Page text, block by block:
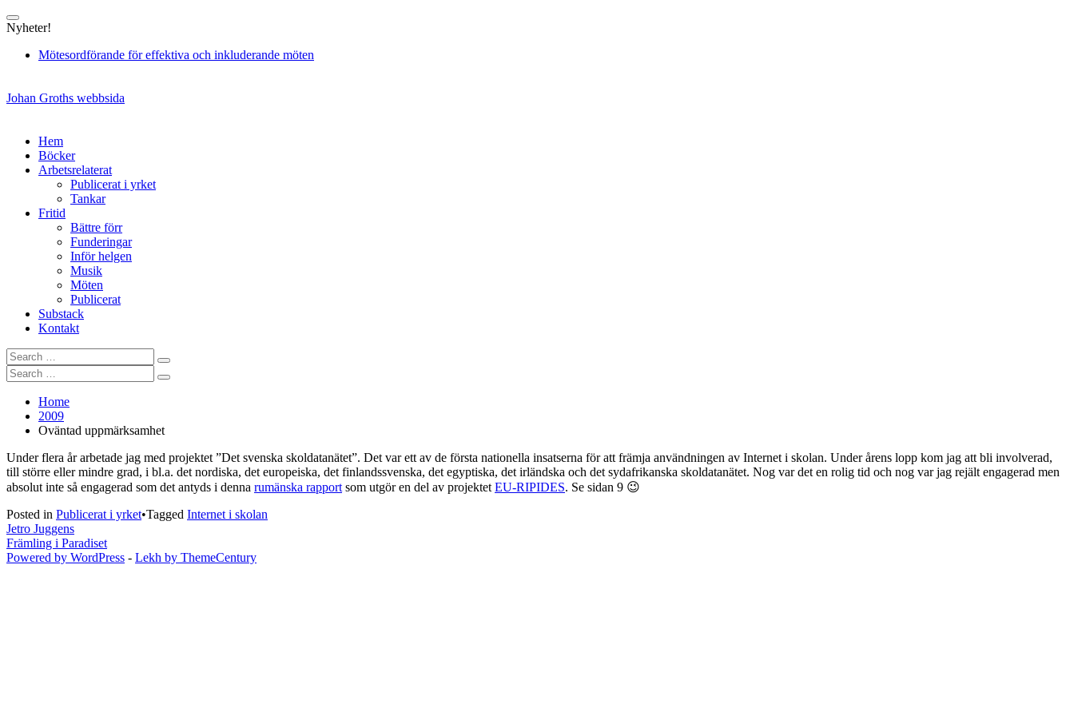
to
Nyheter!
Mötesordförande för effektiva och inkluderande möten
Johan Groths webbsida
Hem
Böcker
Arbetsrelaterat
Publicerat i yrket
Tankar
Fritid
Bättre förr
Funderingar
Inför helgen
Musik
Möten
Publicerat
Substack
Kontakt
Search
for:
Search
Search
for:
Search
Home
2009
Oväntad uppmärksamhet
Under flera år arbetade jag med projektet ”Det svenska skoldatanätet”. Det var ett av de första nationella insatserna för att främja användningen av Internet i skolan. Under årens lopp kom jag att bli involverad,
till större eller mindre grad, i bl.a. det nordiska, det europeiska, det finlandssvenska, det egyptiska, det irländska och det sydafrikanska skoldatanätet. Nog var det en rolig tid och nog var jag rejält engagerad men
absolut inte så engagerad som det antyds i denna rumänska rapport som utgör en del av projektet EU-RIPIDES. Se sidan 9 😉
Posted in Publicerat i yrket•Tagged Internet i skolan
Inläggsnavigering
Jetro Juggens
Främling i Paradiset
Powered by WordPress - Lekh by ThemeCentury